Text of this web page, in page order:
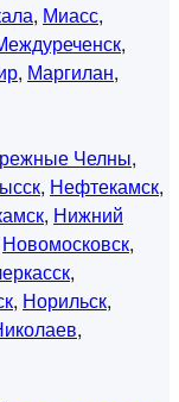
, Миасс,
,
, Маргилан,
Челны,
, Нефтекамск,
, Нижний
Новомосковск,
,
, Норильск,
,